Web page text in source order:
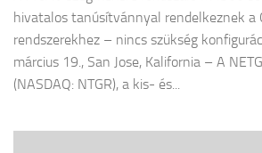
hivatalos tanúsítvánnyal rendelkeznek a
rendszerekhez – nincs szükség
március 19., San Jose, Kalifornia – A
(NASDAQ: NTGR), a kis- és...